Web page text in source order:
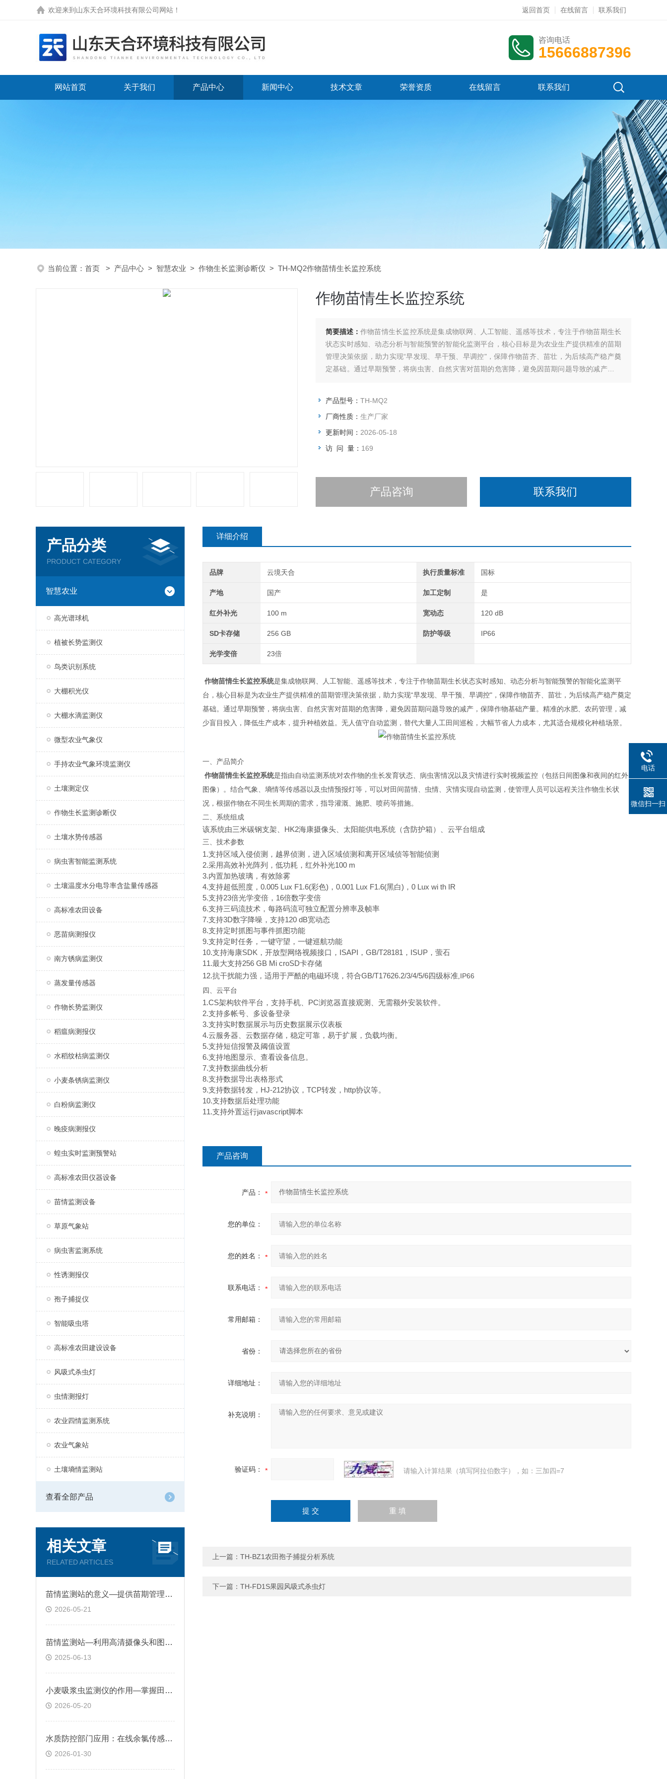
欢迎来到 山东天合环境科技有限公司网站 ！ 返回首页 在线留言 联系我们
咨询电话
15666887396
网站首页 关于我们 产品中心 新闻中心 技术文章 荣誉资质 在线留言 联系我们
当前位置： 首页 > 产品中心 > 智慧农业 > 作物生长监测诊断仪 > TH-MQ2作物苗情生长监控系统
作物苗情生长监控系统
简要描述： 作物苗情生长监控系统是集成物联网、人工智能、遥感等技术，专注于作物苗期生长
状态实时感知、动态分析与智能预警的智能化监测平台，核心目标是为农业生产提供精准的苗期
管理决策依据，助力实现“早发现、早干预、早调控"，保障作物苗齐、苗壮，为后续高产稳产奠
定基础。通过早期预警，将病虫害、自然灾害对苗期的危害降，避免因苗期问题导致的减产，保
产品型号： TH-MQ2
厂商性质： 生产厂家
更新时间： 2026-05-18
访 问 量： 169
产品咨询 联系我们
产品分类
PRODUCT CATEGORY
智慧农业
高光谱球机
植被长势监测仪
鸟类识别系统
大棚积光仪
大棚水滴监测仪
微型农业气象仪
手持农业气象环境监测仪
土壤测定仪
作物生长监测诊断仪
土壤水势传感器
病虫害智能监测系统
土壤温度水分电导率含盐量传感器
高标准农田设备
恶苗病测报仪
南方锈病监测仪
蒸发量传感器
作物长势监测仪
稻瘟病测报仪
水稻纹枯病监测仪
小麦条锈病监测仪
白粉病监测仪
晚疫病测报仪
蝗虫实时监测预警站
高标准农田仪器设备
苗情监测设备
草原气象站
病虫害监测系统
性诱测报仪
孢子捕捉仪
智能吸虫塔
高标准农田建设设备
风吸式杀虫灯
虫情测报灯
农业四情监测系统
农业气象站
土壤墒情监测站
查看全部产品
相关文章
RELATED ARTICLES
苗情监测站的意义—提供苗期管理决策，助力实现“早发现、早干预、早调控”
2026-05-21
苗情监测站—利用高清摄像头和图像识别技术，对作物生长状况进行实时监测
2025-06-13
小麦吸浆虫监测仪的作用—掌握田间虫情分布，为规模化精准防治提供数据支撑
2026-05-20
水质防控部门应用：在线余氯传感器防止水质二次污染，保障终端用户饮水安全
2026-01-30
详细介绍
品牌 云境天合 执行质量标准 国标
产地 国产 加工定制 是
红外补光 100 m 宽动态 120 dB
SD卡存储 256 GB 防护等级 IP66
光学变倍 23倍
作物苗情生长监控系统是集成物联网、人工智能、遥感等技术，专注于作物苗期生长状态实时感知、动态分析与智能预警的智能化监测平
台，核心目标是为农业生产提供精准的苗期管理决策依据，助力实现“早发现、早干预、早调控"，保障作物苗齐、苗壮，为后续高产稳产奠定
基础。通过早期预警，将病虫害、自然灾害对苗期的危害降，避免因苗期问题导致的减产，保障作物基础产量。精准的水肥、农药管理，减
少盲目投入，降低生产成本，提升种植效益。无人值守自动监测，替代大量人工田间巡检，大幅节省人力成本，尤其适合规模化种植场景。
一、产品简介
作物苗情生长监控系统是指由自动监测系统对农作物的生长发育状态、病虫害情况以及灾情进行实时视频监控（包括日间图像和夜间的红外
图像）。结合气象、墒情等传感器以及虫情预报灯等，可以对田间苗情、虫情、灾情实现自动监测，使管理人员可以远程关注作物生长状
况，根据作物在不同生长周期的需求，指导灌溉、施肥、喷药等措施。
二、系统组成
该系统由三米碳钢支架、HK2海康摄像头、太阳能供电系统（含防护箱）、云平台组成
三、技术参数
1.支持区域入侵侦测，越界侦测，进入区域侦测和离开区域侦等智能侦测
2.采用高效补光阵列，低功耗，红外补光100 m
3.内置加热玻璃，有效除雾
4.支持超低照度，0.005 Lux F1.6(彩色)，0.001 Lux F1.6(黑白)，0 Lux wi th IR
5.支持23倍光学变倍，16倍数字变倍
6.支持三码流技术，每路码流可独立配置分辨率及帧率
7.支持3D数字降噪，支持120 dB宽动态
8.支持定时抓图与事件抓图功能
9.支持定时任务，一键守望，一键巡航功能
10.支持海康SDK，开放型网络视频接口，ISAPI，GB/T28181，ISUP，萤石
11.最大支持256 GB Mi croSD卡存储
12.抗干扰能力强，适用于严酷的电磁环境，符合GB/T17626.2/3/4/5/6四级标准,IP66
四、云平台
1.CS架构软件平台，支持手机、PC浏览器直接观测、无需额外安装软件。
2.支持多帐号、多设备登录
3.支持实时数据展示与历史数据展示仪表板
4.云服务器、云数据存储，稳定可靠，易于扩展，负载均衡。
5.支持短信报警及阈值设置
6.支持地图显示、查看设备信息。
7.支持数据曲线分析
8.支持数据导出表格形式
9.支持数据转发，HJ-212协议，TCP转发，http协议等。
10.支持数据后处理功能
11.支持外置运行javascript脚本
产品咨询
产品：
您的单位：
您的姓名：
联系电话：
常用邮箱：
省份：
详细地址：
补充说明：
验证码： 请输入计算结果（填写阿拉伯数字），如：三加四=7
上一篇： TH-BZ1农田孢子捕捉分析系统
下一篇： TH-FD1S果园风吸式杀虫灯
电话
微信扫一扫